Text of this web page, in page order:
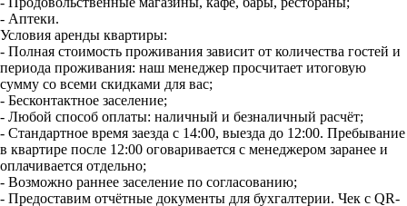
- Аптеки.
Условия аренды квартиры:
- Полная стоимость проживания зависит от количества гостей и
периода проживания: наш менеджер просчитает итоговую
сумму со всеми скидками для вас;
- Бесконтактное заселение;
- Любой способ оплаты: наличный и безналичный расчёт;
- Стандартное время заезда с 14:00, выезда до 12:00. Пребывание
в квартире после 12:00 оговаривается с менеджером заранее и
оплачивается отдельно;
- Возможно раннее заселение по согласованию;
- Предоставим отчётные документы для бухгалтерии. Чек с QR-